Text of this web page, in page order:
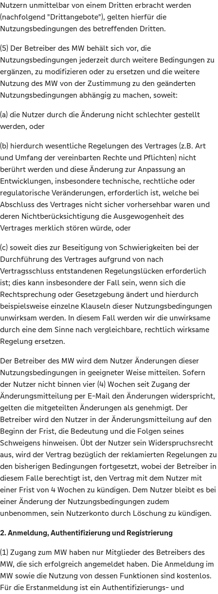
Nutzern unmittelbar von einem Dritten erbracht werden
(nachfolgend "Drittangebote"), gelten hierfür die
Nutzungsbedingungen des betreffenden Dritten.
(5) Der Betreiber des MW behält sich vor, die
Nutzungsbedingungen jederzeit durch weitere Bedingungen zu
ergänzen, zu modifizieren oder zu ersetzen und die weitere
Nutzung des MW von der Zustimmung zu den geänderten
Nutzungsbedingungen abhängig zu machen, soweit:
(a) die Nutzer durch die Änderung nicht schlechter gestellt
werden, oder
(b) hierdurch wesentliche Regelungen des Vertrages (z.B. Art
und Umfang der vereinbarten Rechte und Pflichten) nicht
berührt werden und diese Änderung zur Anpassung an
Entwicklungen, insbesondere technische, rechtliche oder
regulatorische Veränderungen, erforderlich ist, welche bei
Abschluss des Vertrages nicht sicher vorhersehbar waren und
deren Nichtberücksichtigung die Ausgewogenheit des
Vertrages merklich stören würde, oder
(c) soweit dies zur Beseitigung von Schwierigkeiten bei der
Durchführung des Vertrages aufgrund von nach
Vertragsschluss entstandenen Regelungslücken erforderlich
ist; dies kann insbesondere der Fall sein, wenn sich die
Rechtsprechung oder Gesetzgebung ändert und hierdurch
beispielsweise einzelne Klauseln dieser Nutzungsbedingungen
unwirksam werden. In diesem Fall werden wir die unwirksame
durch eine dem Sinne nach vergleichbare, rechtlich wirksame
Regelung ersetzen.
Der Betreiber des MW wird dem Nutzer Änderungen dieser
Nutzungsbedingungen in geeigneter Weise mitteilen. Sofern
der Nutzer nicht binnen vier (4) Wochen seit Zugang der
Änderungsmitteilung per E-Mail den Änderungen widerspricht,
gelten die mitgeteilten Änderungen als genehmigt. Der
Betreiber wird den Nutzer in der Änderungsmitteilung auf den
Beginn der Frist, die Bedeutung und die Folgen seines
Schweigens hinweisen. Übt der Nutzer sein Widerspruchsrecht
aus, wird der Vertrag bezüglich der reklamierten Regelungen zu
den bisherigen Bedingungen fortgesetzt, wobei der Betreiber in
diesem Falle berechtigt ist, den Vertrag mit dem Nutzer mit
einer Frist von 4 Wochen zu kündigen. Dem Nutzer bleibt es bei
einer Änderung der Nutzungsbedingungen zudem
unbenommen, sein Nutzerkonto durch Löschung zu kündigen.
2. Anmeldung, Authentifizierung und Registrierung
(1) Zugang zum MW haben nur Mitglieder des Betreibers des
MW, die sich erfolgreich angemeldet haben. Die Anmeldung im
MW sowie die Nutzung von dessen Funktionen sind kostenlos.
Für die Erstanmeldung ist ein Authentifizierungs- und